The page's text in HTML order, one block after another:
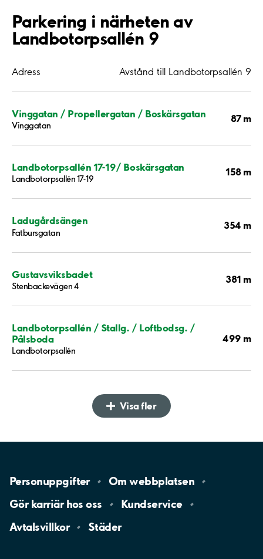
Parkering i närheten av
Landbotorpsallén 9
Adress Avstånd till Landbotorpsallén 9
Vinggatan / Propellergatan / Boskärsgatan
Vinggatan
87 m
Landbotorpsallén 17-19/ Boskärsgatan
Landbotorpsallén 17-19
158 m
Ladugårdsängen
Fatbursgatan
354 m
Gustavsviksbadet
Stenbackevägen 4
381 m
Landbotorpsallén / Stallg. / Loftbodsg. /
Pålsboda
Landbotorpsallén
499 m
Visa fler
Personuppgifter Omwebbplatsen
Gör karriär hososs
Kundservice
Avtalsvillkor
Städer